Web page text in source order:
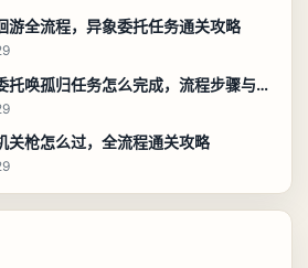
游全流程，异象委托任务通关攻略
异环异象委托唤孤归任务怎么完成，流程步骤与位置攻略
关枪怎么过，全流程通关攻略